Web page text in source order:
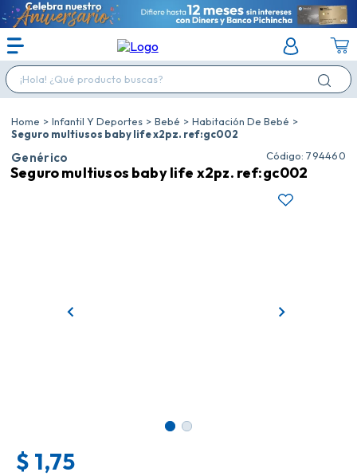
¡Hola! ¿Qué producto buscas?
Infantil Y Deportes Bebé
Habitación De Bebé
Seguro multiusos baby life x2pz. ref:gc002
Genérico : 794460
Seguro multiusos baby life x2pz. ref:gc002
$ 1,75